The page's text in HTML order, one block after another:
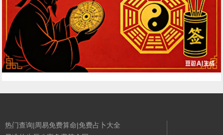
热门查询|周易免费算命|免费占卜大全